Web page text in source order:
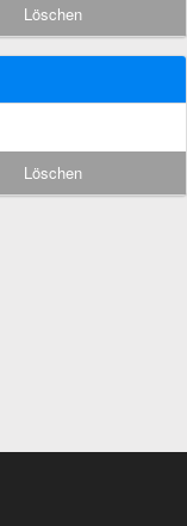
Löschen
Löschen